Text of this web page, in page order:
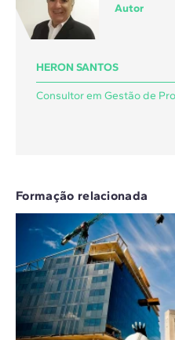
Autor
HERON SANTOS
Consultor em Gestão de
Formação relacionada